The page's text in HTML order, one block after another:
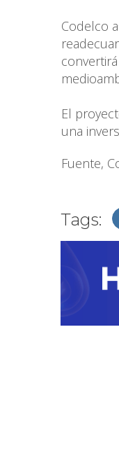
Codelco
El
una
Fuente,
Tags: